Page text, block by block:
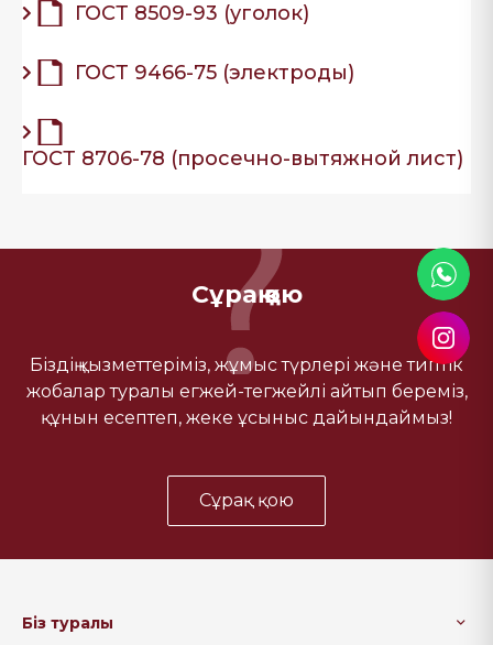
ГОСТ 8509-93 (уголок)
ГОСТ 9466-75 (электроды)
ГОСТ 8706-78 (просечно-вытяжной лист)
Сұрақ қою
Біздің қызметтеріміз, жұмыс түрлері және типтік
жобалар туралы егжей-тегжейлі айтып береміз,
құнын есептеп, жеке ұсыныс дайындаймыз!
Сұрақ қою
Біз туралы